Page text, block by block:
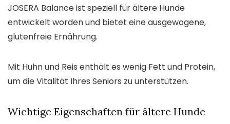
JOSERA Balance ist speziell für ältere Hunde
entwickelt worden und bietet eine ausgewogene,
glutenfreie Ernährung.
Mit Huhn und Reis enthält es wenig Fett und Protein,
um die Vitalität Ihres Seniors zu unterstützen.
Wichtige Eigenschaften für ältere Hunde